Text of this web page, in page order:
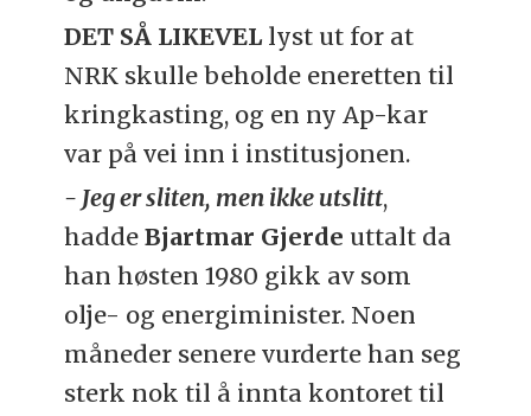
DET SÅ LIKEVEL lyst ut for at
NRK skulle beholde eneretten til
kringkasting, og en ny Ap-kar
var på vei inn i institusjonen.
- Jeg er sliten, men ikke utslitt,
hadde Bjartmar Gjerde uttalt da
han høsten 1980 gikk av som
olje- og energiminister. Noen
måneder senere vurderte han seg
sterk nok til å innta kontoret til